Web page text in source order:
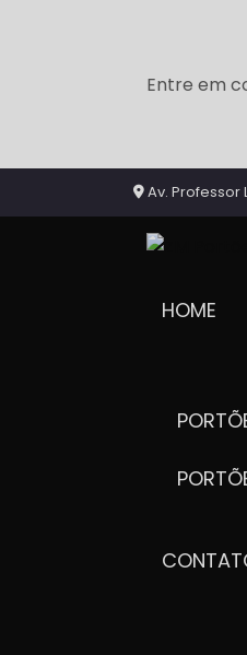
Entre em
Av. Professor
HOME